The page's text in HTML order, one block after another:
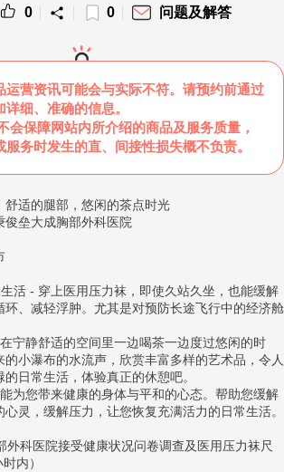
0 0 问题及解答
营资讯可能会与实际不符。请预约前通过
细、准确的信息。
保障网站内所介绍的商品及服务质量，
务时发生的直、间接性损失概不负责。
舒适的腿部，悠闲的茶点时光
垒大成胸部外科医院
活 - 穿上医用压力袜，即使久站久坐，也能缓解
环、减轻浮肿。尤其是对预防长途飞行中的经济舱
宁静舒适的空间里一边喝茶一边度过悠闲的时
小瀑布的水流声，欣赏丰富多样的艺术品，令人
日常生活，体验真正的休憩吧。
为您带来健康的身体与平和的心态。帮助您缓解
灵，缓解压力，让您恢复充满活力的日常生活。
外科医院接受健康状况问卷调查及医用压力袜尺
内）